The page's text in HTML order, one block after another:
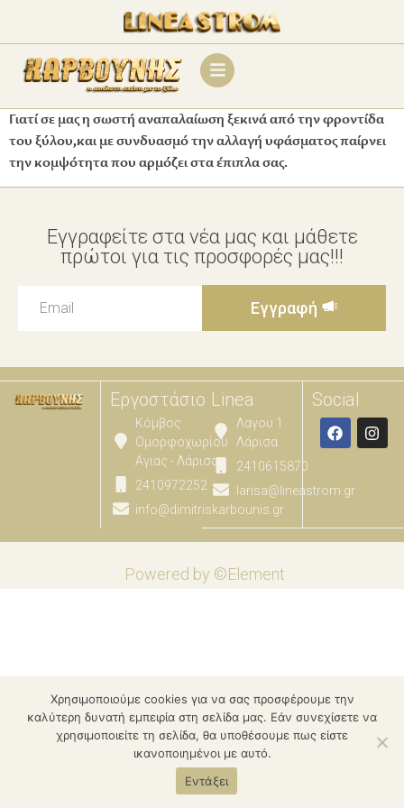
Γιατί σε μας η σωστή αναπαλαίωση ξεκινά από την φροντίδα
του ξύλου,και με συνδυασμό την αλλαγή υφάσματος παίρνει
την κομψότητα που αρμόζει στα έπιπλα σας.
Εγγραφείτε στα νέα μας και μάθετε
πρώτοι για τις προσφορές μας!!!
Εγγραφή
Εργοστάσιο
Κόμβος
Ομορφοχωρίου
Αγιας - Λάρισας
2410972252
info@dimitriskarbounis.gr
Linea
Λαγου 1
Λάρισα
2410615870
larisa@lineastrom.gr
Social
Powered by ©Element
Χρησιμοποιούμε cookies για να σας προσφέρουμε την
καλύτερη δυνατή εμπειρία στη σελίδα μας. Εάν συνεχίσετε να
χρησιμοποιείτε τη σελίδα, θα υποθέσουμε πως είστε
ικανοποιημένοι με αυτό.
Εντάξει